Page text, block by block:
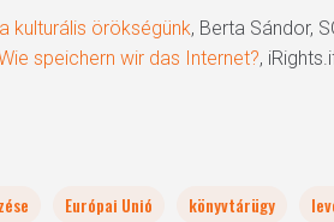
kulturális örökségünk, Berta Sándor,
speichern wir das Internet?,
Európai Unió könyvtárügy